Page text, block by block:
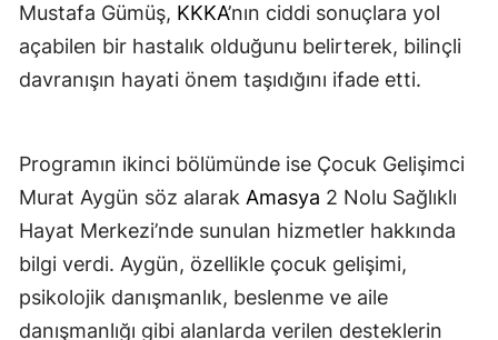
Mustafa Gümüş, KKKA’nın ciddi sonuçlara yol
açabilen bir hastalık olduğunu belirterek, bilinçli
davranışın hayati önem taşıdığını ifade etti.
Programın ikinci bölümünde ise Çocuk Gelişimci
Murat Aygün söz alarak Amasya 2 Nolu Sağlıklı
Hayat Merkezi’nde sunulan hizmetler hakkında
bilgi verdi. Aygün, özellikle çocuk gelişimi,
psikolojik danışmanlık, beslenme ve aile
danışmanlığı gibi alanlarda verilen desteklerin